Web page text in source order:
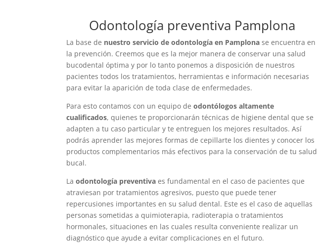
Odontología preventiva Pamplona
La base de nuestro servicio de odontología en Pamplona se encuentra en
la prevención. Creemos que es la mejor manera de conservar una salud
bucodental óptima y por lo tanto ponemos a disposición de nuestros
pacientes todos los tratamientos, herramientas e información necesarias
para evitar la aparición de toda clase de enfermedades.
Para esto contamos con un equipo deodontólogos altamente
cualificados, quienes te proporcionarán técnicas de higiene dental que se
adapten a tu caso particular y te entreguen los mejores resultados. Así
podrás aprender las mejores formas de cepillarte los dientes y conocer los
productos complementarios más efectivos para la conservación de tu salud
bucal.
Laodontología preventiva es fundamental en el caso de pacientes que
atraviesan por tratamientos agresivos, puesto que puede tener
repercusiones importantes en su salud dental. Este es el caso de aquellas
personas sometidas a quimioterapia, radioterapia o tratamientos
hormonales, situaciones en las cuales resulta conveniente realizar un
diagnóstico que ayude a evitar complicaciones en el futuro.